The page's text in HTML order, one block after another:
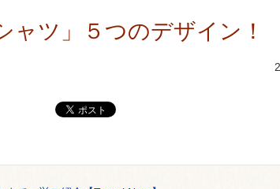
ャツ」５つのデザイン！